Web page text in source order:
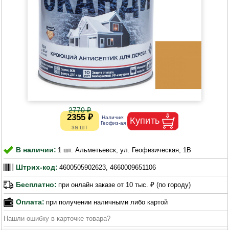
2355 ₽
2770 ₽
В наличии: 1 шт. Альметьевск, ул. Геофизическая, 1В
Штрих-код: 4600505902623, 4660009651106
Бесплатно: при онлайн заказе от 10 тыс. ₽ (по городу)
Оплата: при получении наличными либо картой
Нашли ошибку в карточке товара?